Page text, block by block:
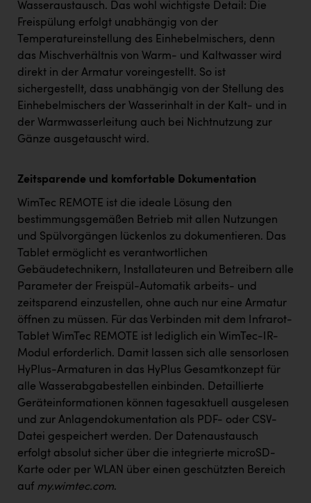
Wasseraustausch. Das wohl wichtigste Detail: Die
Freispülung erfolgt unabhängig von der
Temperatureinstellung des Einhebelmischers, denn
das Mischverhältnis von Warm- und Kaltwasser wird
direkt in der Armatur voreingestellt. So ist
sichergestellt, dass unabhängig von der Stellung des
Einhebelmischers der Wasserinhalt in der Kalt- und in
der Warmwasserleitung auch bei Nichtnutzung zur
Gänze ausgetauscht wird.
Zeitsparende und komfortable Dokumentation
WimTec REMOTE ist die ideale Lösung den
bestimmungsgemäßen Betrieb mit allen Nutzungen
und Spülvorgängen lückenlos zu dokumentieren. Das
Tablet ermöglicht es verantwortlichen
Gebäudetechnikern, Installateuren und Betreibern alle
Parameter der Freispül-Automatik arbeits- und
zeitsparend einzustellen, ohne auch nur eine Armatur
öffnen zu müssen. Für das Verbinden mit dem Infrarot-
Tablet WimTec REMOTE ist lediglich ein WimTec-IR-
Modul erforderlich. Damit lassen sich alle sensorlosen
HyPlus-Armaturen in das HyPlus Gesamtkonzept für
alle Wasserabgabestellen einbinden. Detaillierte
Geräteinformationen können tagesaktuell ausgelesen
und zur Anlagendokumentation als PDF- oder CSV-
Datei gespeichert werden. Der Datenaustausch
erfolgt absolut sicher über die integrierte microSD-
Karte oder per WLAN über einen geschützten Bereich
auf my.wimtec.com.